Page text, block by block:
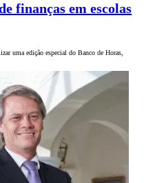
finanças em escolas
uma edição especial do Banco de Horas,